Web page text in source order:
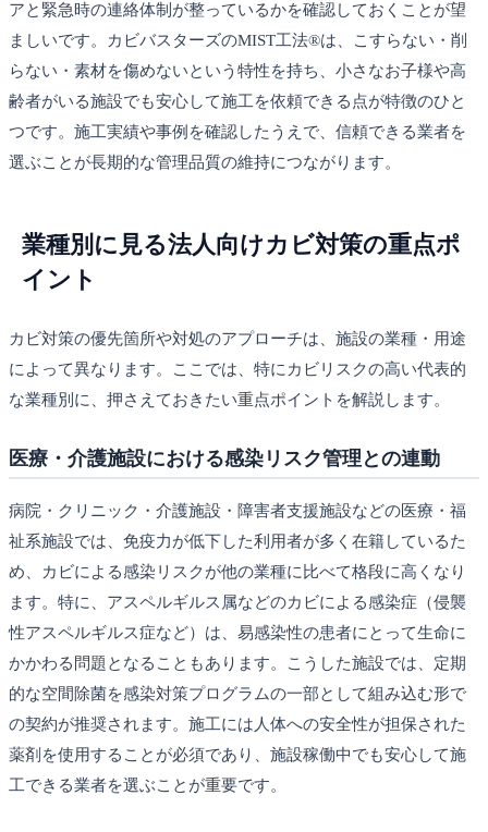
アと緊急時の連絡体制が整っているかを確認しておくことが望
ましいです。カビバスターズのMIST工法®は、こすらない・削
らない・素材を傷めないという特性を持ち、小さなお子様や高
齢者がいる施設でも安心して施工を依頼できる点が特徴のひと
つです。施工実績や事例を確認したうえで、信頼できる業者を
選ぶことが長期的な管理品質の維持につながります。
業種別に見る法人向けカビ対策の重点ポ
イント
カビ対策の優先箇所や対処のアプローチは、施設の業種・用途
によって異なります。ここでは、特にカビリスクの高い代表的
な業種別に、押さえておきたい重点ポイントを解説します。
医療・介護施設における感染リスク管理との連動
病院・クリニック・介護施設・障害者支援施設などの医療・福
祉系施設では、免疫力が低下した利用者が多く在籍しているた
め、カビによる感染リスクが他の業種に比べて格段に高くなり
ます。特に、アスペルギルス属などのカビによる感染症（侵襲
性アスペルギルス症など）は、易感染性の患者にとって生命に
かかわる問題となることもあります。こうした施設では、定期
的な空間除菌を感染対策プログラムの一部として組み込む形で
の契約が推奨されます。施工には人体への安全性が担保された
薬剤を使用することが必須であり、施設稼働中でも安心して施
工できる業者を選ぶことが重要です。